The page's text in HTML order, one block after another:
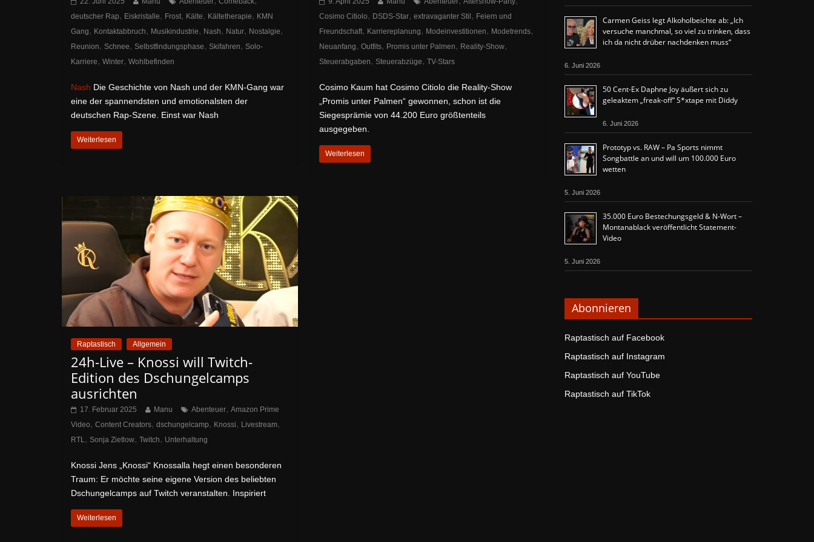
deutscher Rap, Eiskristalle, Frost, Kälte, Kältetherapie, KMN
Gang, Kontaktabbruch, Musikindustrie, Nash, Natur, Nostalgie,
Reunion, Schnee, Selbstfindungsphase, Skifahren, Solo-
Karriere, Winter, Wohlbefinden
Nash Die Geschichte von Nash und der KMN-Gang war
eine der spannendsten und emotionalsten der
deutschen Rap-Szene. Einst war Nash
Weiterlesen
Cosimo Citiolo, DSDS-Star,extravaganter Stil, Feiern und
Freundschaft, Karriereplanung, Modeinvestitionen, Modetrends,
Neuanfang,Outfits, Promis unter Palmen, Reality-Show,
Steuerabgaben, Steuerabzüge,TV-Stars
Cosimo Kaum hat Cosimo Citiolo die Reality-Show
„Promis unter Palmen“ gewonnen, schon ist die
Siegesprämie von 44.200 Euro größtenteils
ausgegeben.
Weiterlesen
Raptastisch Allgemein
24h-Live – Knossi will Twitch-
Edition des Dschungelcamps
ausrichten
17. Februar 2025 Manu Abenteuer, Amazon Prime
Video, Content Creators, dschungelcamp, Knossi, Livestream,
RTL, Sonja Zietlow, Twitch, Unterhaltung
Knossi Jens „Knossi“ Knossalla hegt einen besonderen
Traum: Er möchte seine eigene Version des beliebten
Dschungelcamps auf Twitch veranstalten. Inspiriert
Weiterlesen
Carmen Geiss legt Alkoholbeichte ab: „Ich
versuche manchmal, so viel zu trinken, dass
ich da nicht drüber nachdenken muss“
6. Juni 2026
50 Cent-Ex Daphne Joy äußert sich zu
geleaktem „freak-off“ S*xtape mit Diddy
6. Juni 2026
Prototyp vs. RAW – Pa Sports nimmt
Songbattle an und will um 100.000 Euro
wetten
5. Juni 2026
35.000 Euro Bestechungsgeld & N-Wort –
Montanablack veröffentlicht Statement-
Video
5. Juni 2026
Abonnieren
Raptastisch auf Facebook
Raptastisch auf Instagram
Raptastisch auf YouTube
Raptastisch auf TikTok